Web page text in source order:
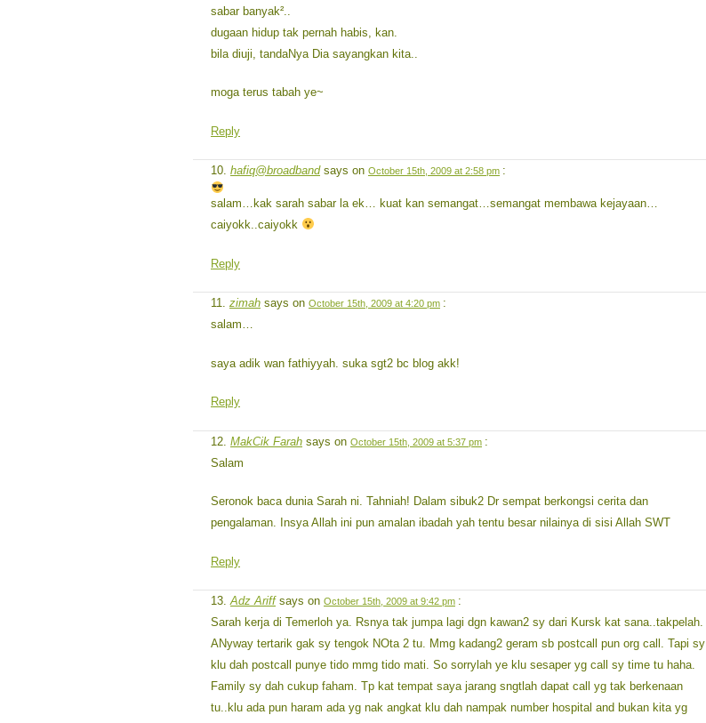
sabar banyak²..
dugaan hidup tak pernah habis, kan.
bila diuji, tandaNya Dia sayangkan kita..
moga terus tabah ye~
Reply
hafiq@broadbandsays on October 15th, 2009 at 2:58 pm :
salam…kak sarah sabar la ek… kuat kan semangat…semangat membawa kejayaan…
caiyokk..caiyokk
Reply
zimah says on October 15th, 2009 at 4:20 pm :
salam…
saya adik wan fathiyyah. suka sgt2 bc blog akk!
Reply
MakCik Farah says on October 15th, 2009 at 5:37 pm :
Salam
Seronok baca dunia Sarah ni. Tahniah! Dalam sibuk2 Dr sempat berkongsi cerita dan
pengalaman. Insya Allah ini pun amalan ibadah yah tentu besar nilainya di sisi Allah SWT
Reply
Adz Ariffsays on October 15th, 2009 at 9:42 pm :
Sarah kerja di Temerloh ya. Rsnya tak jumpa lagi dgn kawan2 sy dari Kursk kat sana..takpelah.
ANyway tertarik gak sy tengok NOta 2 tu. Mmg kadang2 geram sb postcall pun org call. Tapi sy
klu dah postcall punye tido mmg tido mati. So sorrylah ye klu sesaper yg call sy time tu haha.
Family sy dah cukup faham. Tp kat tempat saya jarang sngtlah dapat call yg tak berkenaan
tu..klu ada pun haram ada yg nak angkat klu dah nampak number hospital and bukan kita yg